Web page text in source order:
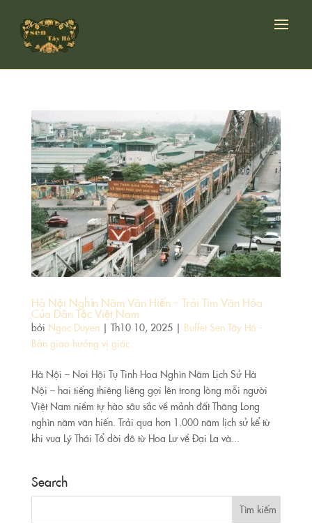
Hà Nội Nghìn Năm Văn Hiến – Trái Tim Văn Hóa
Của Dân Tộc Việt Nam
bởi Ngoc Duyen| Th10 10, 2025| Buffet Sen Tây Hồ -
Bản giao hưởng vị giác
Hà Nội – Nơi Hội Tụ Tinh Hoa Nghìn Năm Lịch Sử Hà
Nội – hai tiếng thiêng liêng gợi lên trong lòng mỗi người
Việt Nam niềm tự hào sâu sắc về mảnh đất Thăng Long
nghìn năm văn hiến. Trải qua hơn 1.000 năm lịch sử kể từ
khi vua Lý Thái Tổ dời đô từ Hoa Lư về Đại La và...
Search